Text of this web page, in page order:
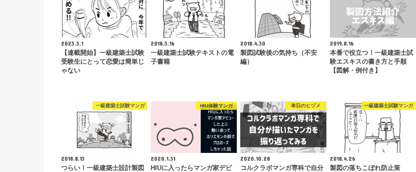
2023.3.1
【連載開始】一級建築士試験
受験生にとって恋愛は簡単じ
ゃない
2018.3.16
一級建築士試験テキストの電
子書籍
2018.4.30
製図試験後の気持ち（不安
編）
2019.8.16
本番で役立つ！一級建築士試
験エスキスの書き方と手順
【図解・例付き】
一級建築士試験マンガ
2018.8.13
つらい！一級建築士設計製図
HIU体験マンガ
2020.1.31
HIUに入ったらマンガ家デビ
本日のヒヅメ
2020.10.28
コルクラボマンガ専科で自分
一級建築士試験マンガ
2018.4.26
製図の落ちこぼれ防止策